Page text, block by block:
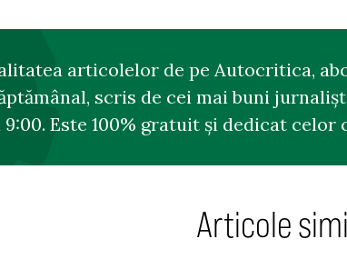
articolelor de pe Autocritica,
scris de cei mai buni
Este 100% gratuit și dedicat
Articole